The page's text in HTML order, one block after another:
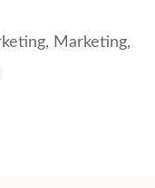
, Marketing,